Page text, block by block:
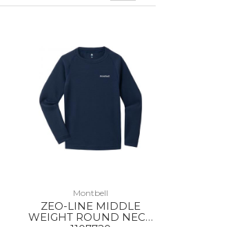
Montbell
ZEO-LINE MIDDLE
WEIGHT ROUND NECK